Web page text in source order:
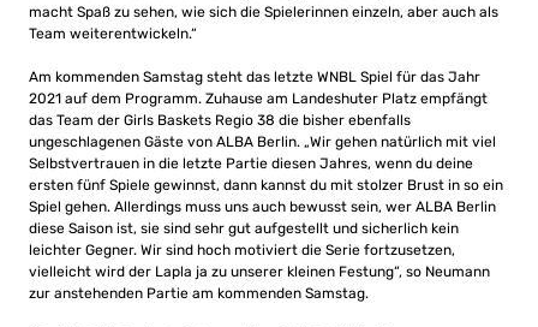
macht Spaß zu sehen, wie sich die Spielerinnen einzeln, aber auch als
Team weiterentwickeln.“
Am kommenden Samstag steht das letzte WNBL Spiel für das Jahr
2021 auf dem Programm. Zuhause am Landeshuter Platz empfängt
das Team der Girls Baskets Regio 38 die bisher ebenfalls
ungeschlagenen Gäste von ALBA Berlin. „Wir gehen natürlich mit viel
Selbstvertrauen in die letzte Partie diesen Jahres, wenn du deine
ersten fünf Spiele gewinnst, dann kannst du mit stolzer Brust in so ein
Spiel gehen. Allerdings muss uns auch bewusst sein, wer ALBA Berlin
diese Saison ist, sie sind sehr gut aufgestellt und sicherlich kein
leichter Gegner. Wir sind hoch motiviert die Serie fortzusetzen,
vielleicht wird der Lapla ja zu unserer kleinen Festung“, so Neumann
zur anstehenden Partie am kommenden Samstag.